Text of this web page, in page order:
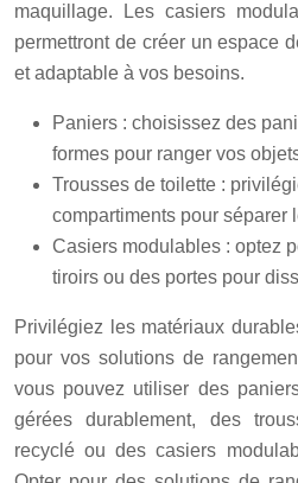
maquillage. Les casiers
permettront de créer un espace
et adaptable à vos besoins.
Paniers : choisissez des
formes pour ranger vos
Trousses de toilette :
compartiments pour séparer
Casiers modulables : optez
tiroirs ou des portes pour
Privilégiez les matériaux
pour vos solutions de
vous pouvez utiliser des
gérées durablement, des
recyclé ou des casiers